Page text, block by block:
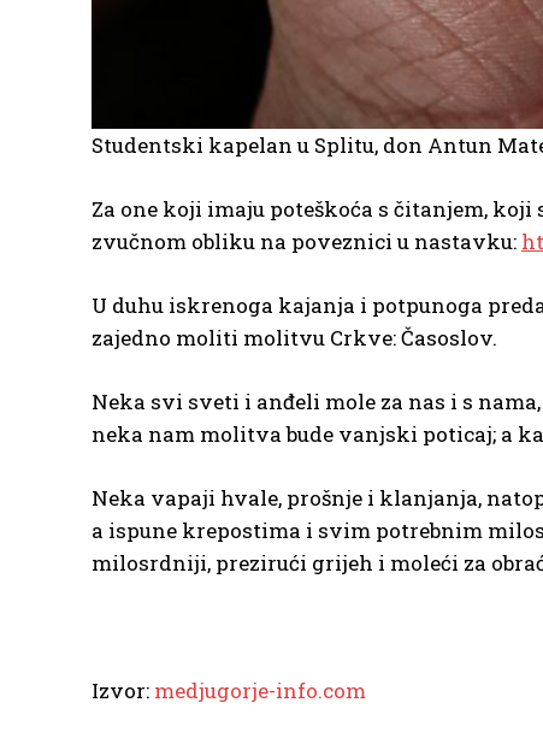
Studentski kapelan u Splitu, don Antun
Za one koji imaju poteškoća s čitanjem,
zvučnom obliku na poveznici u nastavku:
U duhu iskrenoga kajanja i potpunoga
zajedno moliti molitvu Crkve: Časoslov.
Neka svi sveti i anđeli mole za nas i s
neka nam molitva bude vanjski poticaj; a
Neka vapaji hvale, prošnje i klanjanja,
a ispune krepostima i svim potrebnim
milosrdniji, prezirući grijeh i moleći za
Izvor: medjugorje-info.com